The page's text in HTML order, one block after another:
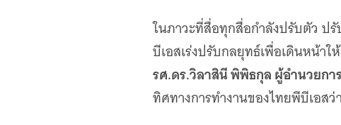
นิเวศสื่อสาธารณะท้องถิ่นคุณภาพ
Policy Watch
จับตาอนาคตประเทศไทย
ในภาวะที่สื่อทุกสื่อกำลังปรับตัว ป
บีเอสเร่งปรับกลยุทธ์เพื่อเดินหน้า
รศ.ดร.วิลาสินี พิพิธกุล ผู้อำนวยก
ทิศทางการทำงานของไทยพีบีเอสว่า